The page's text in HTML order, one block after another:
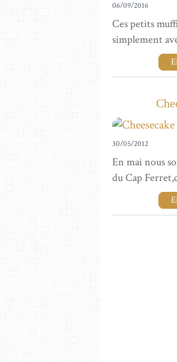
06/09/2016
Ces petits
simplement
30/05/2012
En mai nous
du Cap